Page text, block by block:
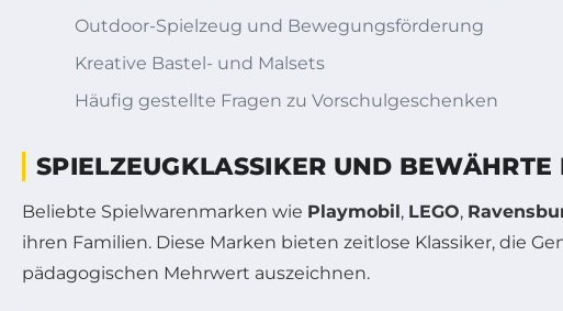
Outdoor-Spielzeug und Bewegungsförderung
Kreative Bastel- und Malsets
Häufig gestellte Fragen zu Vorschulgeschenken
SPIELZEUGKLASSIKER UND
Beliebte Spielwarenmarken wie Playmobil, LEGO,
ihren Familien. Diese Marken bieten zeitlose Klassiker, die
pädagogischen Mehrwert auszeichnen.